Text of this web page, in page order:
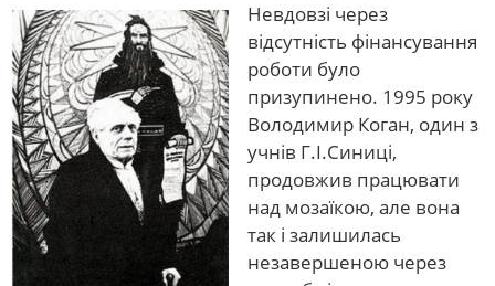
Невдовзі через
відсутність фінансування
роботи було
призупинено. 1995 року
Володимир Коган, один з
учнів Г.І.Синиці,
продовжив працювати
над мозаїкою, але вона
так і залишилась
незавершеною через